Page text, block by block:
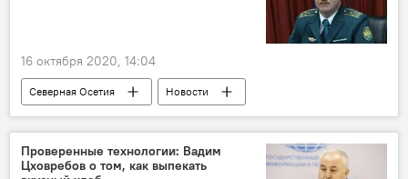
16 октября 2020, 14:04
Северная Осетия Новости
Проверенные технологии: Вадим
Цховребов о том, как выпекать